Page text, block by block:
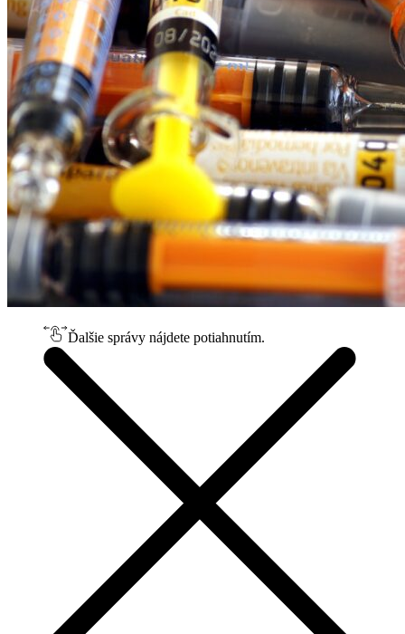
Ďalšie správy nájdete potiahnutím.